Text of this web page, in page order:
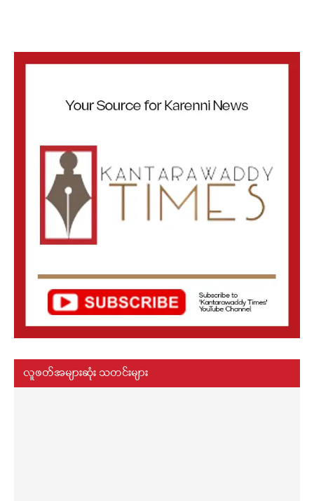
လူဖတ်အများဆုံး သတင်းများ